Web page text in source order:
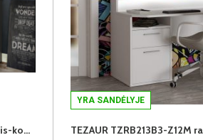
TEZAUR TZRB213B3-Z113 rašomasis-kompiuterinių žaidimų stalas su LED
YRA SANDĖLYJE